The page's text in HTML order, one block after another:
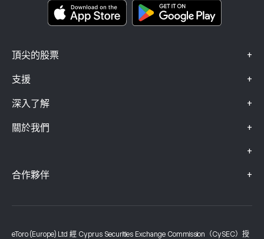
頂尖的股票 +
支援 +
深入了解 +
關於我們 +
+
投訴資料（FCA 客戶）
合作夥伴 +
eToro (Europe) Ltd 經 Cyprus Securities Exchange Commission（CySEC）授